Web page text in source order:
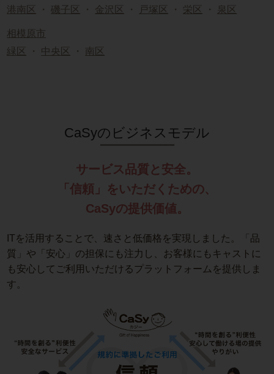
港南区
・磯子区 ・ 金沢区 ・ 戸塚区 ・ 栄区 ・ 泉区
相模原市
緑区
・ 中央区 ・ 南区
CaSyのビジネスモデル
サービス品質と安全。
「信頼」をいただくための、
CaSyの提供価値。
ITを活用することで、速さと低価格を実現しました。「品
質」や「安心」の担保にも注力し、お客様にもキャストに
も安心してご利用いただけるプラットフォームを提供しま
す。